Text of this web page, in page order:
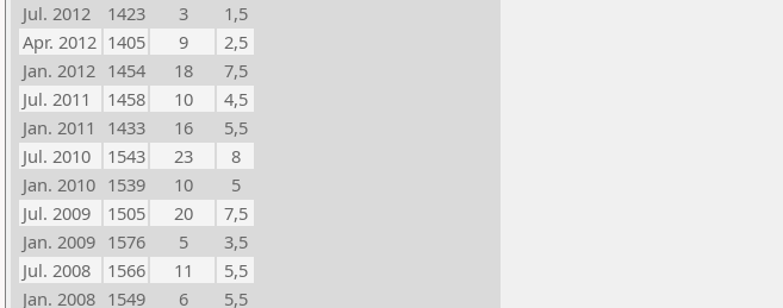
Jul. 2012
1423 3
1,5
Apr. 2012 1405 9
2,5
Jan. 2012 1454 18
7,5
Jul. 2011
1458 10
4,5
Jan. 2011
1433 16
5,5
Jul. 2010
1543 23
8
Jan. 2010 1539 10
5
Jul. 2009
1505 20
7,5
Jan. 2009 1576 5
3,5
Jul. 2008
1566 11
5,5
Jan. 2008 1549 6 5,5